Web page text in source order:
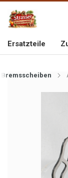
IMPORTEUR VON
Ersatzteile
Bremsscheiben